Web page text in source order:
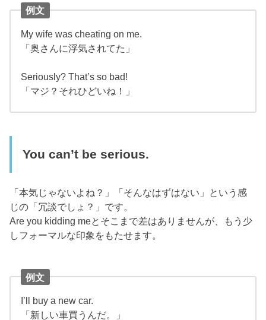
例文
My wife was cheating on me.
「奥さんに浮気されてた」
Seriously? That’s so bad!
「マジ？それひどいね！」
You can’t be serious.
「本気じゃないよね？」「そんなはずはない」という感
じの「冗談でしょ？」です。
Are you kidding meとそこまで差はありませんが、もう少
しフォーマルな印象をもたせます。
例文
I’ll buy a new car.
「新しい車買うんだ。」